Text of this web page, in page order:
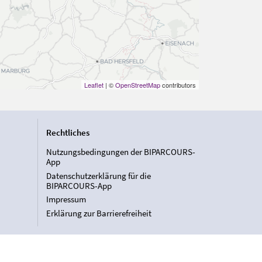
Leaflet| ©OpenStreetMapcontributors
Rechtliches
Nutzungsbedingungen der BIPARCOURS-
App
Datenschutzerklärung für die
BIPARCOURS-App
Impressum
Erklärung zur Barrierefreiheit